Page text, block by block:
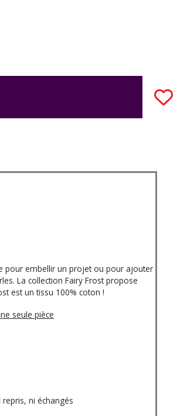
pour embellir un projet ou pour ajouter
La collection Fairy Frost propose
est un tissu 100% coton !
seule pièce
ni échangés